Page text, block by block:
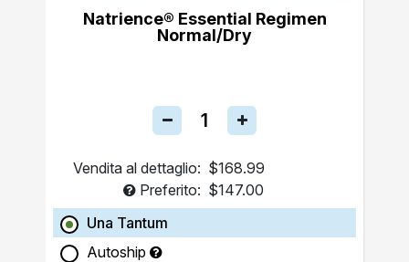
Natrience® Essential Regimen
Normal/Dry
Vendita al dettaglio: $168.99
Preferito: $147.00
Una Tantum
Autoship